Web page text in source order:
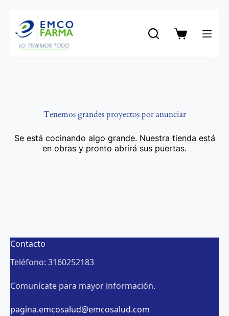
contenido
Carro
Tenemos grandes proyectos por anunciar
Se está cocinando algo grande. Nuestra tienda está
en obras y pronto abrirá sus puertas.
Contacto
Teléfono: 3160252183
Comunícate para mayor información.
pagina.emcosalud@emcosalud.com